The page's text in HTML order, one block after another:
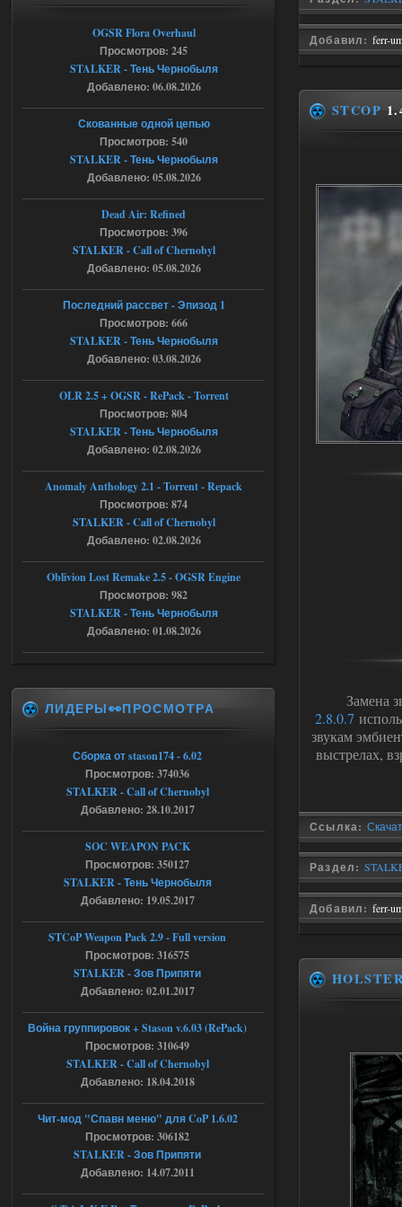
Добавил: ferr-
STCOP
Замена
2.8.0.7
звукам
выстрелах,
Ссылка:
Раздел:
Добавил: ferr-
Ответить ➤
Спавнер + Правки + Античит - Dead
City Final
Что то не работает спавнер,
все устанавливал по
мануалу......
Ответить ➤
06.08.2026
Игра для сталкера 21-очко
ruslanpyrusov
как изменить макс сумму
ставки в файлах чтобы
ставить больше 1 к
Ответить ➤
05.08.2026
Тайна Зоны - Remaster 2026
Stalker-Mods-Clan-su
Доступно только для пользователей
Ответить ➤
05.08.2026
Тайна Зоны - Remaster 2026
патч я установил после
установки мода, да, ладно,
наверное вы правы придется ожидать
Stalker-Mods-Clan-su
Ответить ➤
05.08.2026
AndreySA
[05.08.26
20:23:10.934] [17468]
FATAL ERROR
[error]Expression : FATAL ERROR
[error]Function :
CScriptEngine::lua_pcall_failed
[error]File : D:\a\OGSR-
Engine\OGSR-
Engine\ogsr_engine\COMMON_AI\scrip
[error]Line : 75
[error]Description :
[CScriptEngine::lua_pcall_failed]: ... -
chernobyl\gamedata\scripts\xr_camper.sc
ript:510: attempt to index local 'manager'
(a nil value)
Вылет после захода в Припять.
05.08.2026
Скованные одной цепью
18:37
r4908778
OGSR Flora Overhaul
Просмотров: 245
STALKER - Тень Чернобыля
Добавлено: 06.08.2026
Скованные одной цепью
Просмотров: 540
STALKER - Тень Чернобыля
Добавлено: 05.08.2026
Dead Air: Refined
Просмотров: 396
STALKER - Call of Chernobyl
Добавлено: 05.08.2026
Последний рассвет - Эпизод 1
Просмотров: 666
STALKER - Тень Чернобыля
Добавлено: 03.08.2026
OLR 2.5 + OGSR - RePack - Torrent
Просмотров: 804
STALKER - Тень Чернобыля
Добавлено: 02.08.2026
Anomaly Anthology 2.1 - Torrent - Repack
Просмотров: 874
STALKER - Call of Chernobyl
Добавлено: 02.08.2026
Oblivion Lost Remake 2.5 - OGSR Engine
Просмотров: 982
STALKER - Тень Чернобыля
Добавлено: 01.08.2026
ЛИДЕРЫ👀ПРОСМОТРА
Сборка от stason174 - 6.02
Просмотров: 374036
STALKER - Call of Chernobyl
Добавлено: 28.10.2017
SOC WEAPON PACK
Просмотров: 350127
STALKER - Тень Чернобыля
Добавлено: 19.05.2017
STCoP Weapon Pack 2.9 - Full version
Просмотров: 316575
STALKER - Зов Припяти
Добавлено: 02.01.2017
Война группировок + Stason v.6.03 (RePack)
Просмотров: 310649
STALKER - Call of Chernobyl
Добавлено: 18.04.2018
Чит-мод "Спавн меню" для CoP 1.6.02
Просмотров: 306182
STALKER - Зов Припяти
Добавлено: 14.07.2011